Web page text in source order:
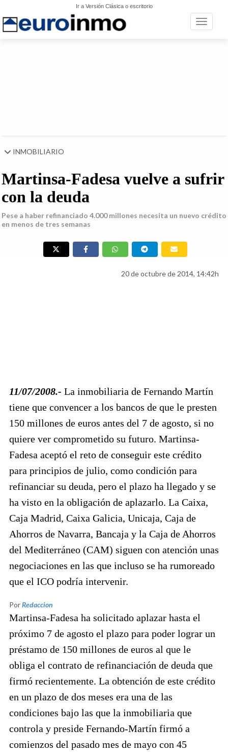
Ir a Versión Clásica o escritorio
Toggle
INMOBILIARIO
Martinsa-Fadesa vuelve a sufrir
con la deuda
Pese a haber refinanciado 4.000 millones necesita un nuevo crédito
en menos de tres semanas
20 de octubre de 2014, 14:42h
11/07/2008.- La inmobiliaria de Fernando Martín
tiene que convencer a los bancos de que le presten
150 millones de euros antes del 7 de agosto, si no
quiere ver comprometido su futuro. Martinsa-
Fadesa aceptó el reto de conseguir este crédito
para principios de julio, como condición para
refinanciar su deuda, pero el plazo ha llegado y se
ha visto en la obligación de aplazarlo. La Caixa,
Caja Madrid, Caixa Galicia, Unicaja, Caja de
Ahorros de Navarra, Bancaja y la Caja de Ahorros
del Mediterráneo (CAM) siguen con atención unas
negociaciones en las que incluso se ha rumoreado
que el ICO podría intervenir.
PorRedaccion
Martinsa-Fadesa ha solicitado aplazar hasta el
próximo 7 de agosto el plazo para poder lograr un
préstamo de 150 millones de euros al que le
obliga el contrato de refinanciación de deuda que
firmó recientemente. La obtención de este crédito
en un plazo de dos meses era una de las
condiciones bajo las que la inmobiliaria que
controla y preside Fernando-Martín firmó a
comienzos del pasado mes de mayo con 45